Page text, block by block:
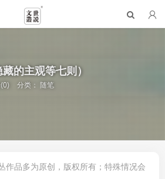
的主观等七则）
分类：随笔
作品多为原创，版权所有；特殊情况会